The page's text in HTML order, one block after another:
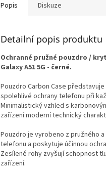
Popis Diskuze
Detailní popis produktu
Ochranné pružné pouzdro /
Galaxy A51 5G - černé.
Pouzdro Carbon Case
spolehlivé ochrany telefonu při
Minimalistický vzhled s
zařízení moderní technický
Pouzdro je vyrobeno z pružného
telefonu a poskytuje účinnou
Zesílené rohy zvyšují schopnost
zařízení.